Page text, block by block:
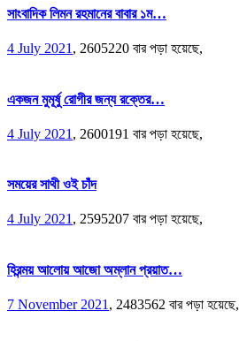
সাংবাদিক লিমন রহমানের বাবার ১ম…
4 July 2021, 2605220 বার পড়া হয়েছে,
একজন মুমূর্ষু রোগীর জন্য রক্তের…
4 July 2021 , 2600191 বার পড়া হয়েছে,
সময়ের সাথী ওই চাঁদ
4 July 2021, 2595207 বার পড়া হয়েছে,
হিরন্ময় আলোয় আজো অম্লান প্রয়াত…
7 November 2021 , 2483562 বার পড়া হয়েছে,